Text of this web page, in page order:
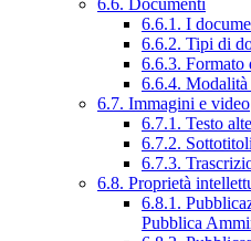
6.6.1. I
6.6.2. Tipi di
6.6.3. Formato
6.6.4.
6.7. Immagini e video
6.7.1. Testo
6.7.2.
6.7.3.
6.8. Proprietà
6.8.1.
Pubblica